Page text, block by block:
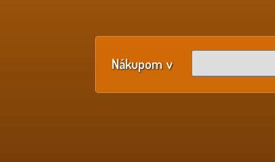
Nákupom v